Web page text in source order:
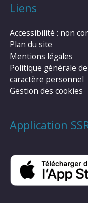
Liens
Accessibilité : non
Plan du site
Mentions légales
Politique générale
caractère personnel
Gestion des cookies
Application